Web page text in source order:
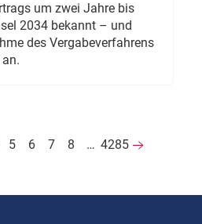
um zwei Jahre bis
2034 bekannt – und
des Vergabeverfahrens
5 6 7 8 … 4285